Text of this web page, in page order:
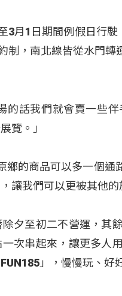
3月1日期間例假日行
制，南北線皆從水門
的話我們就會賣一些
覽。」
鄉的商品可以多一個
讓我們可以更被其他的
夕至初二不營運，其
次串起來，讓更多人
」，慢慢玩、好